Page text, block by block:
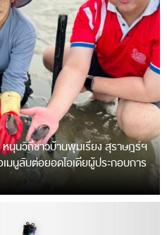
หนุนวิถีชาวบ้านพุมเรียง สุราษฎร์ฯ
มนูลับต่อยอดไอเดียผู้ประกอบการ